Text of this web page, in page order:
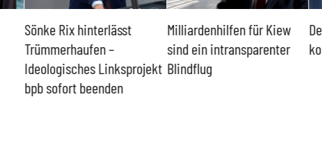
Sönke Rix hinterlässt
Trümmerhaufen –
Ideologisches Linksprojekt
bpb sofort beenden
Milliardenhilfen für Kiew
sind ein intransparenter
Blindflug